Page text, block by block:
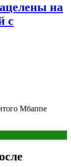
на
с
Мбаппе